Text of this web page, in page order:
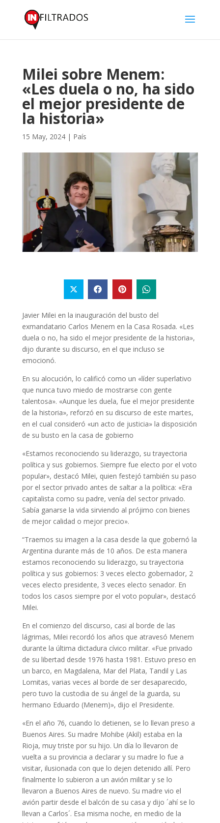
Milei sobre Menem:
«Les duela o no, ha sido
el mejor presidente de
la historia»
15 May, 2024| País
Javier Milei en la inauguración del busto del
exmandatario Carlos Menem en la Casa Rosada. «Les
duela o no, ha sido el mejor presidente de la historia»,
dijo durante su discurso, en el que incluso se
emocionó.
En su alocución, lo calificó como un «líder superlativo
que nunca tuvo miedo de mostrarse con gente
talentosa». «Aunque les duela, fue el mejor presidente
de la historia», reforzó en su discurso de este martes,
en el cual consideró «un acto de justicia» la disposición
de su busto en la casa de gobierno
«Estamos reconociendo su liderazgo, su trayectoria
política y sus gobiernos. Siempre fue electo por el voto
popular», destacó Milei, quien festejó también su paso
por el sector privado antes de saltar a la política: «Era
capitalista como su padre, venía del sector privado.
Sabía ganarse la vida sirviendo al prójimo con bienes
de mejor calidad o mejor precio».
“Traemos su imagen a la casa desde la que gobernó la
Argentina durante más de 10 años. De esta manera
estamos reconociendo su liderazgo, su trayectoria
política y sus gobiernos: 3 veces electo gobernador, 2
veces electo presidente, 3 veces electo senador. En
todos los casos siempre por el voto popular», destacó
Milei.
En el comienzo del discurso, casi al borde de las
lágrimas, Milei recordó los años que atravesó Menem
durante la última dictadura cívico militar. «Fue privado
de su libertad desde 1976 hasta 1981. Estuvo preso en
un barco, en Magdalena, Mar del Plata, Tandil y Las
Lomitas, varias veces al borde de ser desaparecido,
pero tuvo la custodia de su ángel de la guarda, su
hermano Eduardo (Menem)», dijo el Presidente.
«En el año 76, cuando lo detienen, se lo llevan preso a
Buenos Aires. Su madre Mohibe (Akil) estaba en la
Rioja, muy triste por su hijo. Un día lo llevaron de
vuelta a su provincia a declarar y su madre lo fue a
visitar, ilusionada con que lo dejen detenido allí. Pero
finalmente lo subieron a un avión militar y se lo
llevaron a Buenos Aires de nuevo. Su madre vio el
avión partir desde el balcón de su casa y dijo ´ahí se lo
llevan a Carlos´. Esa misma noche, en medio de la